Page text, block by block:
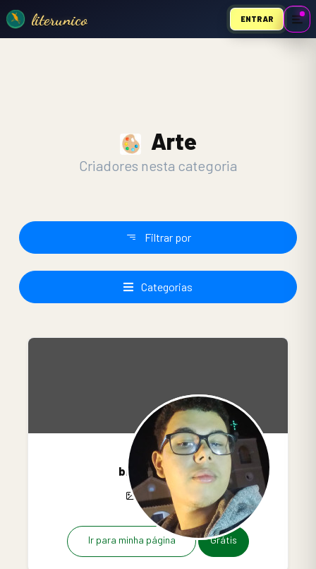
literunico ENTRAR
Arte
Criadores nesta categoria
Filtrar por
Categorias
brunob612
5 2
Ir para minha página Grátis